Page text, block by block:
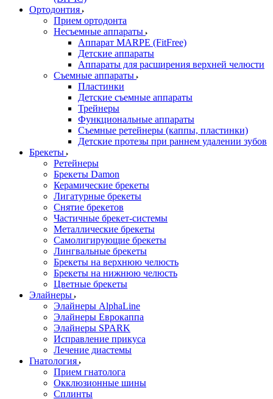
Ортодонтия
Прием ортодонта
Несъемные аппараты
Аппарат MARPE (FitFree)
Детские аппараты
Аппараты для расширения верхней челюсти
Съемные аппараты
Пластинки
Детские съемные аппараты
Трейнеры
Функциональные аппараты
Съемные ретейнеры (каппы, пластинки)
Детские протезы при раннем удалении зубов
Брекеты
Ретейнеры
Брекеты Damon
Керамические брекеты
Лигатурные брекеты
Снятие брекетов
Частичные брекет-системы
Металлические брекеты
Самолигирующие брекеты
Лингвальные брекеты
Брекеты на верхнюю челюсть
Брекеты на нижнюю челюсть
Цветные брекеты
Элайнеры
Элайнеры AlphaLine
Элайнеры Еврокаппа
Элайнеры SPARK
Исправление прикуса
Лечение диастемы
Гнатология
Прием гнатолога
Окклюзионные шины
Сплинты